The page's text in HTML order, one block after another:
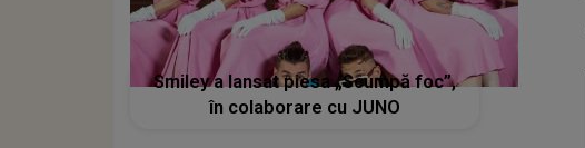
Smiley a lansat piesa „Scumpă foc”,
în colaborare cu JUNO